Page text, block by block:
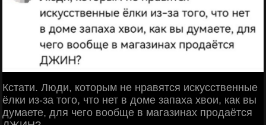
Кстати. Люди, которым не нравятся искусственные
ёлки из-за того, что нет в доме запаха хвои, как вы
думаете, для чего вообще в магазинах продаётся